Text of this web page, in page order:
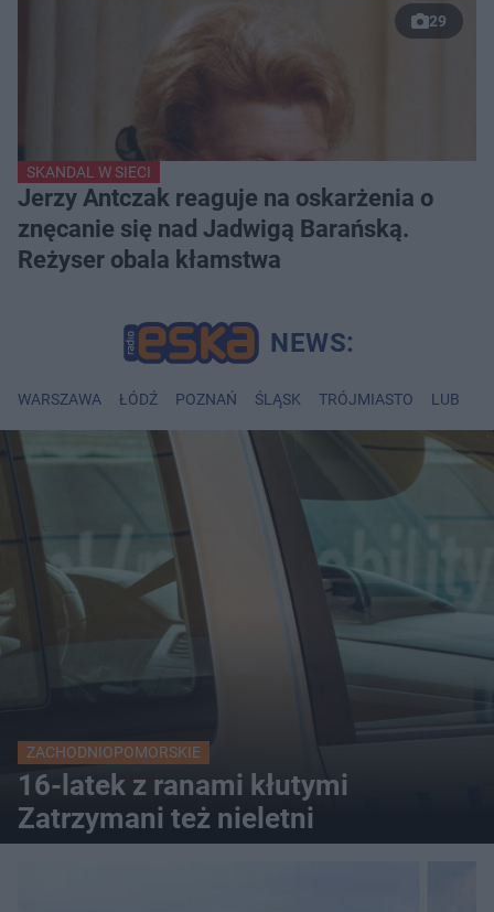
29
SKANDAL W SIECI
Jerzy Antczak reaguje na oskarżenia o
znęcanie się nad Jadwigą Barańską.
Reżyser obala kłamstwa
WARSZAWA ŁÓDŹ POZNAŃ ŚLĄSK TRÓJMIASTO LUBLIN
ZACHODNIOPOMORSKIE
16-latek z ranami kłutymi
Zatrzymani też nieletni